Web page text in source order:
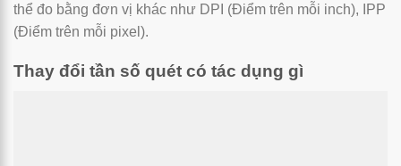
thể đo bằng đơn vị khác như DPI (Điểm trên mỗi inch), IPP
(Điểm trên mỗi pixel).
Thay đổi tần số quét có tác dụng gì